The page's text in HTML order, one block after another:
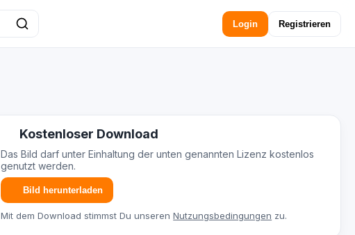
Login Registrieren
Kostenloser Download
Das Bild darf unter Einhaltung der unten genannten Lizenz kostenlos
genutzt werden.
Bild herunterladen
Mit dem Download stimmst Du unserenNutzungsbedingungen zu.